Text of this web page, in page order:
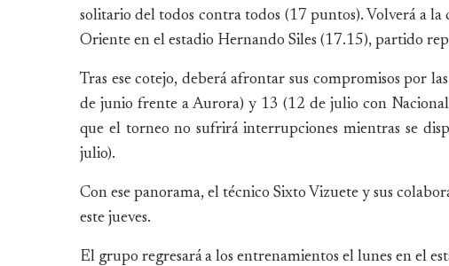
solitario del todos contra todos (17 puntos). Volverá a
Oriente en el estadio Hernando Siles (17.15), partido
Tras ese cotejo, deberá afrontar sus compromisos por
de junio frente a Aurora) y 13 (12 de julio con
que el torneo no sufrirá interrupciones mientras se
julio).
Con ese panorama, el técnico Sixto Vizuete y sus
este jueves.
El grupo regresará a los entrenamientos el lunes en el